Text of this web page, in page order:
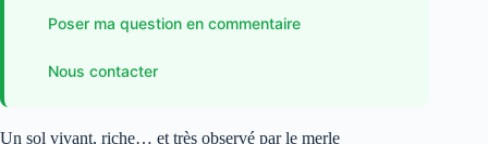
Poser ma question en commentaire
Nous contacter
Un sol vivant, riche… et très observé par le merle